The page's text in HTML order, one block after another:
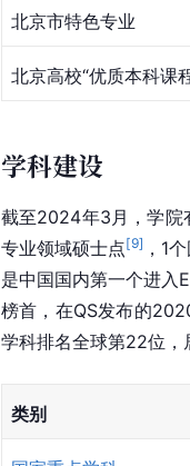
北京市特色专业
北京高校“优质本科课
学科建设
截至2024年3月，学院
专业领域硕士点[9] ，1
是中国国内第一个进入
榜首，在QS发布的
学科排名全球第22位，
类别